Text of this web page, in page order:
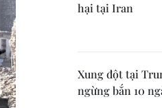
hại tại Iran
Xung đột tại
ngừng bắn 10